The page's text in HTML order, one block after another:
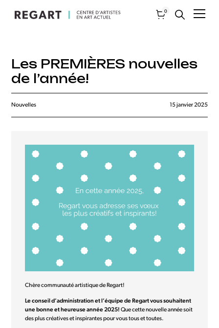
0
Les PREMIÈRES nouvelles
de l’année!
Nouvelles 15 janvier 2025
Chère communauté artistique de Regart!
Le conseil d’administration et l’équipe de Regart vous souhaitent
une bonne et heureuse année 2025!Que cette nouvelle année soit
des plus créatives et inspirantes pour vous tous et toutes.